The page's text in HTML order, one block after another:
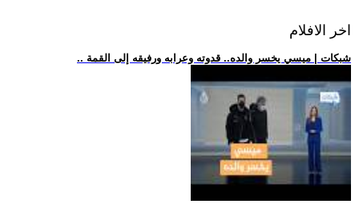
اخر الافلام
.. شبكات | ميسي يخسر والده.. قدوته وعرابه ورفيقه إلى القمة